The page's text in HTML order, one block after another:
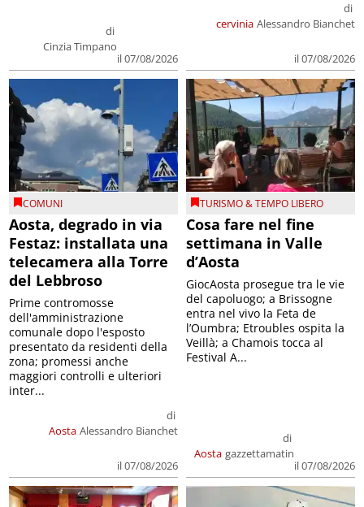
di
Cinzia Timpano
il 07/08/2026
cervinia
di
Alessandro Bianchet
il 07/08/2026
COMUNI
Aosta, degrado in via
Festaz: installata una
telecamera alla Torre
del Lebbroso
Aosta
di
Alessandro Bianchet
il 07/08/2026
Prime contromosse
dell'amministrazione
comunale dopo l'esposto
presentato da residenti della
zona; promessi anche
maggiori controlli e ulteriori
inter...
TURISMO & TEMPO LIBERO
Cosa fare nel fine
settimana in Valle
d’Aosta
Aosta
di
gazzettamatin
il 07/08/2026
GiocAosta prosegue tra le vie
del capoluogo; a Brissogne
entra nel vivo la Feta de
l’Oumbra; Etroubles ospita la
Veillà; a Chamois tocca al
Festival A...